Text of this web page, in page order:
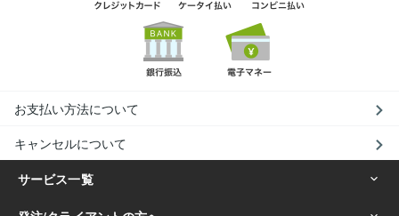
お支払い方法について
キャンセルについて